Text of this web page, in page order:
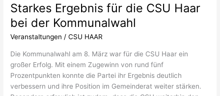
Starkes Ergebnis für die CSU Haar
bei der Kommunalwahl
Veranstaltungen /CSU HAAR
Die Kommunalwahl am 8. März war für die CSU Haar ein
großer Erfolg. Mit einem Zugewinn von rund fünf
Prozentpunkten konnte die Partei ihr Ergebnis deutlich
verbessern und ihre Position im Gemeinderat weiter stärken.
Kommunalwahl